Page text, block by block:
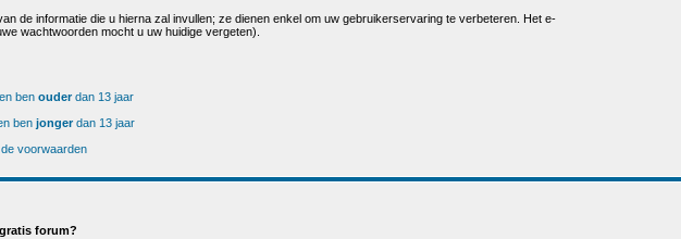
de informatie die u hierna zal invullen; ze dienen enkel om uw gebruikerservaring te verbeteren. Het e-
wachtwoorden mocht u uw huidige vergeten).
ben ouderdan 13 jaar
ben jongerdan 13 jaar
voorwaarden
forum?